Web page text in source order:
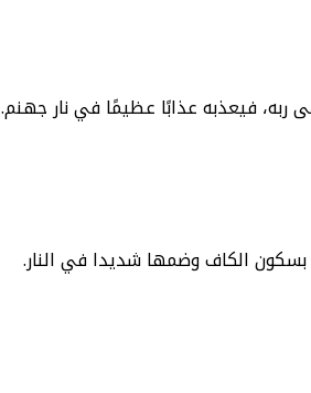
ربه، فيعذبه عذابًا عظيمًا في نار جهنم.
بسكون الكاف وضمها شديدا في النار.